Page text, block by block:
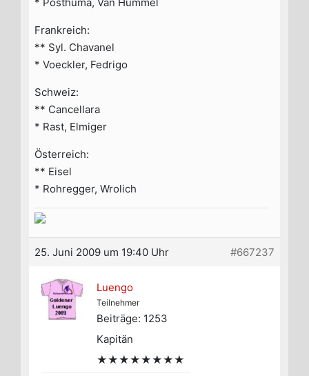
Frankreich:
** Syl. Chavanel
* Voeckler, Fedrigo
Schweiz:
** Cancellara
* Rast, Elmiger
Österreich:
** Eisel
* Rohregger, Wrolich
25. Juni 2009 um 19:40 Uhr #667237
Luengo
Teilnehmer
Beiträge: 1253
Kapitän
★★★★★★★★